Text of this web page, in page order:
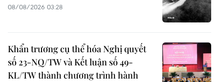
08/08/2026 03:28
Khẩn trương cụ thể hóa Nghị quyết
số 23-NQ/TW và Kết luận số 49-
KL/TW thành chương trình hành